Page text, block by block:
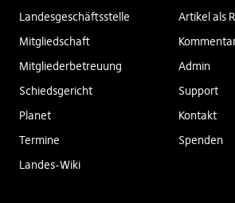
Landesgeschäftsstelle
Mitgliedschaft
Mitgliederbetreuung
Schiedsgericht
Planet
Termine
Landes-Wiki
Artikel als
Admin
Support
Kontakt
Spenden